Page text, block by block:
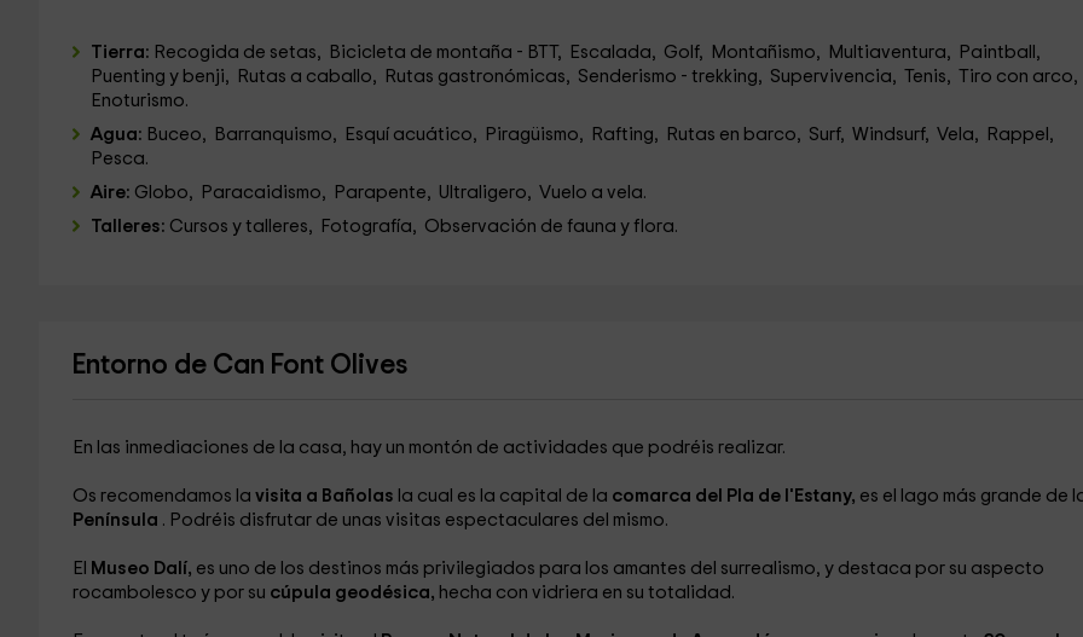
Tierra: Recogida de setas, Bicicleta de montaña - BTT, Escalada, Golf, Montañismo, Multiaventura, Paintball,
Puenting y benji, Rutas a caballo, Rutas gastronómicas, Senderismo - trekking, Supervivencia, Tenis, Tiro con arco,
Enoturismo.
Agua: Buceo, Barranquismo, Esquí acuático, Piragüismo, Rafting, Rutas en barco, Surf, Windsurf, Vela, Rappel,
Pesca.
Aire: Globo, Paracaidismo, Parapente, Ultraligero, Vuelo a vela.
Talleres: Cursos y talleres, Fotografía, Observación de fauna y flora.
Entorno de Can Font Olives
En las inmediaciones de la casa, hay un montón de actividades que podréis realizar.
Os recomendamos la visita a Bañolas la cual es la capital de la comarca del Pla de l'Estany, es el lago más grande de
Península . Podréis disfrutar de unas visitas espectaculares del mismo.
El Museo Dalí, es uno de los destinos más privilegiados para los amantes del surrealismo, y destaca por su aspecto
rocambolesco y por su cúpula geodésica, hecha con vidriera en su totalidad.